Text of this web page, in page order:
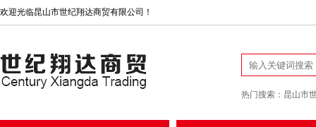
欢迎光临昆山市世纪翔达商贸有限公司！
热门搜索： 昆山市